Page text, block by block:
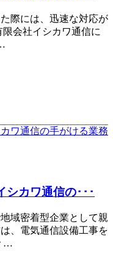
際には、迅速な対応が
会社イシカワ通信に
シカワ通信の･･･
域密着型企業として親
、電気通信設備工事を
…